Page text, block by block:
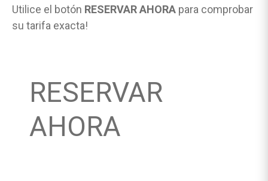
Utilice el botón RESERVAR AHORA para comprobar
su tarifa exacta!
RESERVAR
AHORA